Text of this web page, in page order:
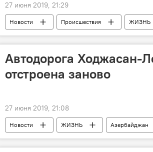
27 июня 2019, 21:29
Новости Происшествия ЖИЗНЬ
Автодорога Ходжасан-
отстроена заново
27 июня 2019, 21:08
Новости ЖИЗНЬ Азербайджан